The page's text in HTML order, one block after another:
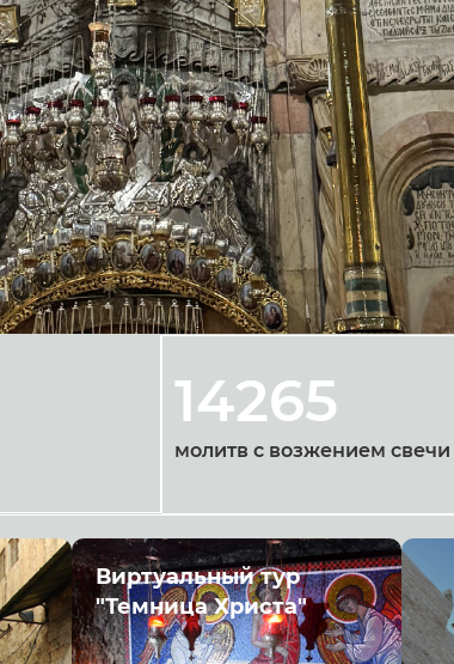
14265
молитв с возжением свечи
Виртуальный тур
"Темница Христа"